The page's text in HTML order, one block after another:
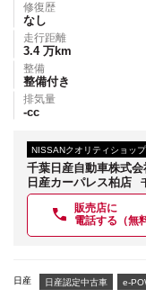
修復歴
なし
走行距離
3.4 万km
整備
整備付き
排気量
-cc
NISSANクオリティショップ
千葉日産自動車株式会
日産カーパレス柏店
販売店に
電話する（無
日産 日産認定中古車 e-